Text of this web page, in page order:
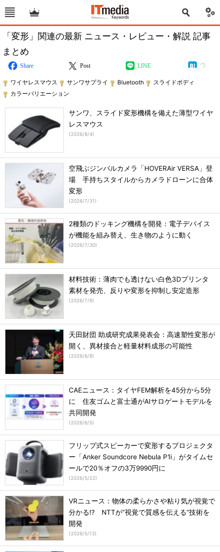
「変形」関連の最新 ニュース・レビュー・解説 記事
まとめ
Share Post LINE
ワイヤレスマウス サンワサプライ Bluetooth
スライドボディ
カラーバリエーション
サンワ、スライド変形機構を備えた薄型ワイヤ
レスマウス
(2026/8/4)
空飛ぶジンバルカメラ「HOVERAir VERSA」登
場 手持ちスタイルからカメラドローンに合体
変形
(2026/7/31)
2種類のドッキング機構を開発：電子デバイス
が機能を組み替え、生き物のように動く
(2026/7/30)
材料技術：薄肉でも透けない白色3Dプリンタ
素材を発売、反りや変形を抑制し安定造形
(2026/7/9)
天田財団 助成研究成果発表会：高速塑性変形が
開く、異材接合と軽量材料成形の可能性
(2026/6/8)
CAEニュース：タイヤFEM解析を45分から5分
に 住友ゴムと富士通がAIサロゲートモデルを
共同開発
(2026/6/5)
フリップ式スピーカーで変形するプロジェクタ
ー「Anker Soundcore Nebula P1i」がタイムセ
ールで20％オフの3万9990円に
(2026/5/22)
VRニュース：物体の柔らかさや粘り気が視覚で
分かる!? NTTが“視覚で質感を伝える”技術を
開発
(2026/5/13)